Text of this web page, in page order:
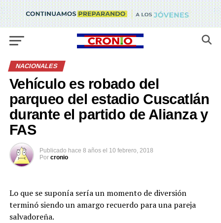
NACIONALES
Vehículo es robado del
parqueo del estadio Cuscatlán
durante el partido de Alianza y
FAS
Publicado hace 8 años el 10 febrero, 2018
Por cronio
Lo que se suponía sería un momento de diversión
terminó siendo un amargo recuerdo para una pareja
salvadoreña.